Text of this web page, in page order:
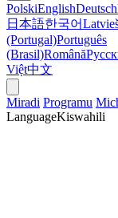
PolskiEnglishDeutsch
日本語한국어
(Portugal)Português
(Brasil)Română
Việt中文
Miradi Programu
LanguageKiswahili